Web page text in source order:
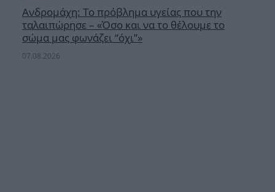
Ανδρομάχη: Το πρόβλημα υγείας που την
ταλαιπώρησε – «Όσο και να το θέλουμε το
σώμα μας φωνάζει “όχι”»
07.08.2026